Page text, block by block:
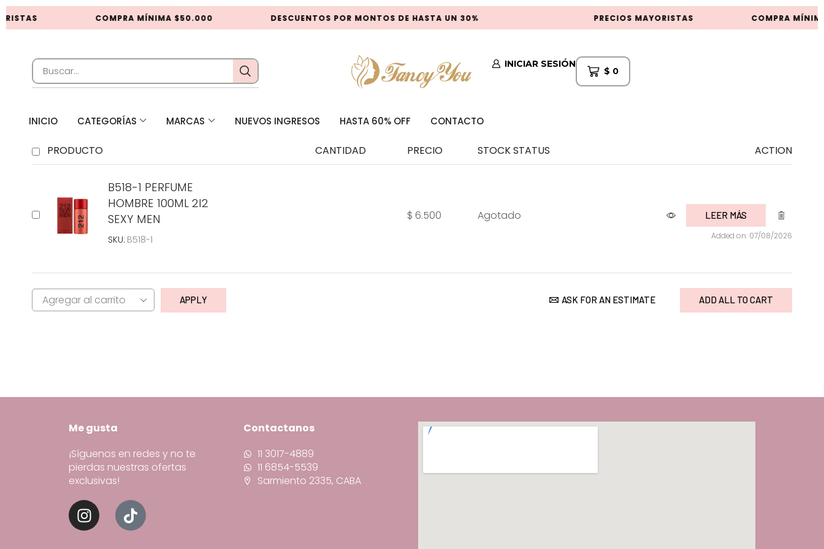
COMPRA MÍNIMA $50.000 DESCUENTOS POR MONTOS DE HASTA UN 30% PRECIOS MAYORISTAS COMPRA
INICIAR SESIÓN
$ 0
INICIO CATEGORÍAS MARCAS NUEVOS INGRESOS HASTA 60% OFF CONTACTO
PRODUCTO CANTIDAD PRECIO STOCK STATUS ACTION
B518-1 PERFUME
HOMBRE 100ML 2I2
SEXY MEN
SKU: B518-1
$ 6.500 Agotado LEER MÁS
Added on: 07/08/2026
APPLY ASK FOR AN ESTIMATE ADD ALL TO CART
Me gusta
¡Síguenos en redes y no te
pierdas nuestras ofertas
exclusivas!
Contactanos
11 3017-4889
11 6854-5539
Sarmiento 2335, CABA